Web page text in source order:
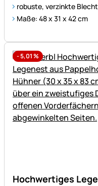
robuste, verzinkte
Maße: 48 x 31 x 42 cm
-5,01%
Hochwertiges